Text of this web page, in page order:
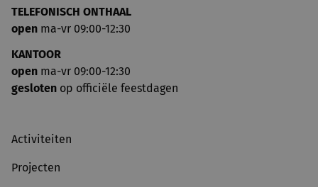
TELEFONISCH ONTHAAL
open ma-vr 09:00-12:30
KANTOOR
open ma-vr 09:00-12:30
gesloten op officiële feestdagen
Activiteiten
Projecten